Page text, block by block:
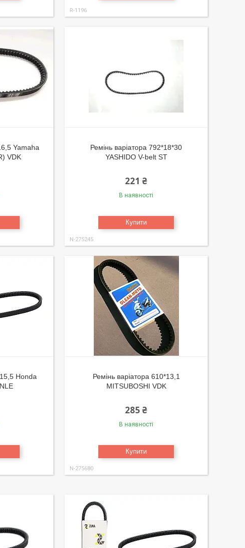
R-1196
Yamaha
VDK
Ремінь варіатора 792*18*30
YASHIDO V-belt ST
221 ₴
В наявності
Купити
N-275245
Honda
Ремінь варіатора 610*13,1
MITSUBOSHI VDK
285 ₴
В наявності
Купити
N-275680